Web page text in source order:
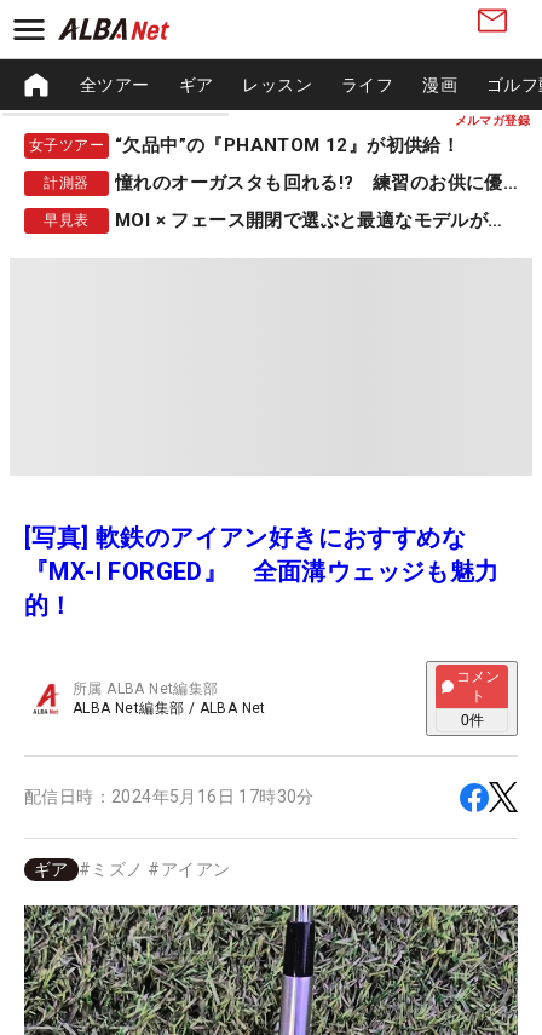
メルマガ登録
全ツアー ギア レッスン ライフ 漫画 ゴル
女子ツアー “欠品中”の『PHANTOM 12』が初供給！
計測器 憧れのオーガスタも回れる!? 練習のお供に優秀な一品
早見表 MOI × フェース開閉で選ぶと最適なモデルが見つかる
[写真] 軟鉄のアイアン好きにおすすめな
『MX-I FORGED』 全面溝ウェッジも魅力
的！
所属ALBA Net編集部
ALBA Net編集部 / ALBA Net
コメン
ト
0件
配信日時： 2024年5月16日 17時30分
ギア # ミズノ #アイアン